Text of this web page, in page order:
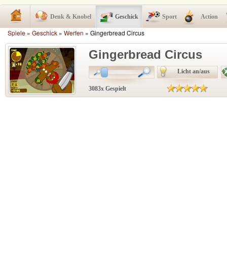
Denk & Knobel Geschick Sport Action
Spiele » Geschick » Werfen » Gingerbread Circus
Gingerbread Circus
Licht an/aus
3083x Gespielt